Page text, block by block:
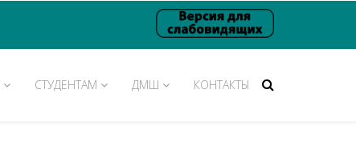
СТУДЕНТАМ ДМШ КОНТАКТЫ